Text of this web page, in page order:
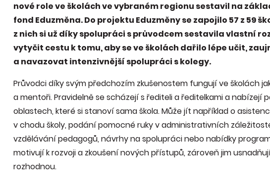
nové role ve školách ve vybraném regionu sestavil na
fond Eduzměna. Do projektu Eduzměny se zapojilo 57 z 59
z nich si už díky spolupráci s průvodcem sestavila vlastní
vytyčit cestu k tomu, aby se ve školách dařilo lépe učit,
a navazovat intenzivnější spolupráci s kolegy.
Průvodci díky svým předchozím zkušenostem fungují ve školách
a mentoři. Pravidelně se scházejí s řediteli a ředitelkami a nabízejí
oblastech, které si stanoví sama škola. Může jít například o
v chodu školy, podání pomocné ruky v administrativních
vzdělávání pedagogů, návrhy na spolupráci nebo nabídky
motivují k rozvoji a zkoušení nových přístupů, zároveň jim
rozhodnou.